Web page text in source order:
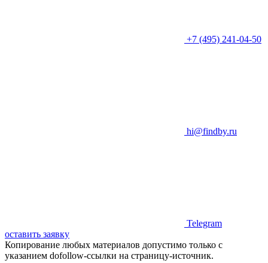
+7 (495) 241-04-50
hi@findby.ru
Telegram
оставить заявку
Копирование любых материалов допустимо только с
указанием dofollow-ссылки на страницу-источник.